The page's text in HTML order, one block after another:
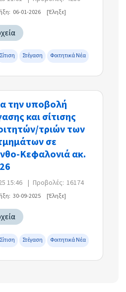
06-01-2026 [Έληξε]
Σίτιση Στέγαση Φοιτητικά Νέα
την υποβολή
και σίτισης
τριών των
σε
Κεφαλονιά ακ.
15:46 | Προβολές: 16174
30-09-2025 [Έληξε]
Σίτιση Στέγαση Φοιτητικά Νέα